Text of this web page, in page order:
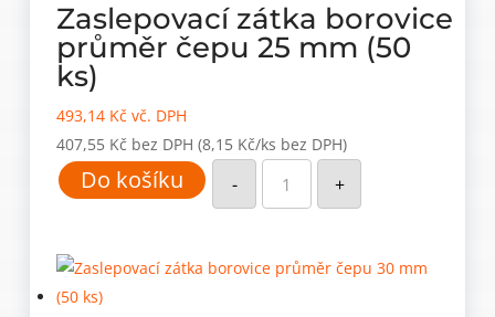
Zaslepovací zátka borovice
průměr čepu 25 mm (50
ks)
493,14 Kč vč. DPH
407,55 Kč bez DPH (8,15 Kč/ks bez DPH)
Do košíku -
Zaslepovací
zátka
borovice
průměr
(50
+